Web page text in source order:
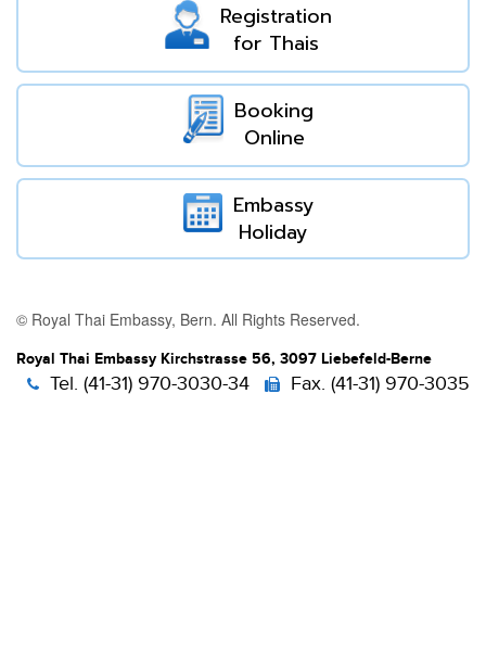
Registration
for Thais
Booking
Online
Embassy
Holiday
© Royal Thai Embassy, Bern. All Rights Reserved.
Royal Thai Embassy Kirchstrasse 56, 3097 Liebefeld-Berne
Tel. (41-31) 970-3030-34 Fax. (41-31) 970-3035